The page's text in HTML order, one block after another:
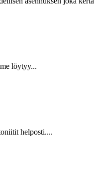
löytyy...
helposti....